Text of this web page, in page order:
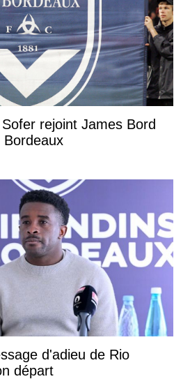
rejoint James Bord
d'adieu de Rio
départ